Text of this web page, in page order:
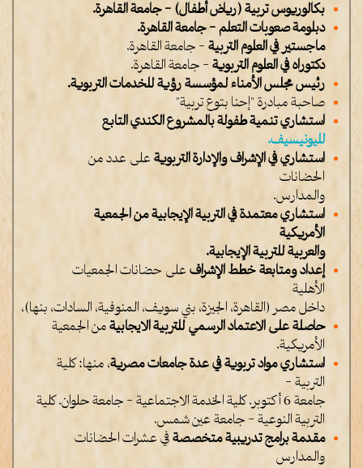
بكالوريوس تربية (رياض أطفال) – جامعة القاهرة.
دبلومة صعوبات التعلم – جامعة القاهرة.
ماجستير في العلوم التربية – جامعة القاهرة.
دكتوراه في العلوم التربوية – جامعة القاهرة.
رئيس مجلس الأمناء لمؤسسة رؤية للخدمات التربوية.
صاحبة مبادرة "إحنا بتوع تربية"
استشاري تنمية طفولة بالمشروع الكندي التابع
لليونيسيف.
استشاري في الإشراف والإدارة التربوية على عدد من
الحضانات
والمدارس.
استشاري معتمدة في التربية الإيجابية من الجمعية
الأمريكية
والعربية للتربية الإيجابية.
إعداد ومتابعة خطط الإشراف على حضانات الجمعيات
الأهلية
داخل مصر (القاهرة، الجيزة، بني سويف، المنوفية، السادات، بنها)،
حاصلة على الاعتماد الرسمي للتربية الايجابيةمن الجمعية
الأمريكية.
استشاري مواد تربوية في عدة جامعات مصرية، منها: كلية
التربية –
جامعة 6 أكتوبر. كلية الخدمة الاجتماعية – جامعة حلوان. كلية
التربية النوعية – جامعة عين شمس.
مقدمة برامج تدريبية متخصصةفي عشرات الحضانات
والمدارس